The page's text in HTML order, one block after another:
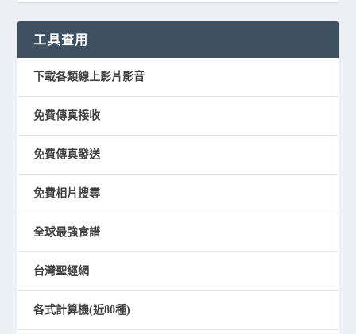
工具查用
下載各類線上影片影音
免費傳真接收
免費傳真發送
免費相片搜尋
全球最強食譜
台灣聖經網
各式計算機(近80種)